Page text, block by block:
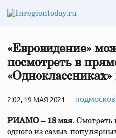
«Евровидение»
посмотреть в
2:02, 19 МАЯ 2021
РИАМО – 18 мая. Смотреть
одного из самых